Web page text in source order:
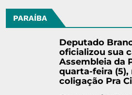
PARAÍBA
Deputado
oficializou sua
Assembleia da
quarta-feira (5),
coligação Pra